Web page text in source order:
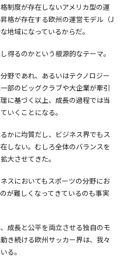
制度が存在しないアメリカ型の運
格が存在する欧州の運営モデル（J
地域になっているからだ。
得るのかという根源的なテーマ。
野であれ、あるいはテクノロジー
部のビッグクラブや大企業が牽引
に基づく以上、成長の過程では当
いくことになる。
かに均質だし、ビジネス界でもス
しない。むしろ全体のバランスを
大させてきた。
スにおいてもスポーツの分野にお
が難しくなってきているのも事実
成長と公平を両立させる独自のモ
き続ける欧州サッカー界は、我々
る。